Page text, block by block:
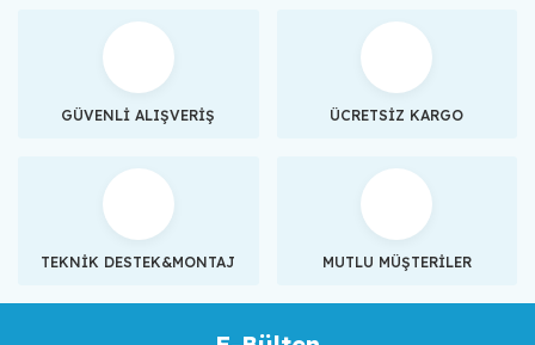
GÜVENLİ ALIŞVERİŞ ÜCRETSİZ KARGO
TEKNİK DESTEK&MONTAJ MUTLU MÜŞTERİLER